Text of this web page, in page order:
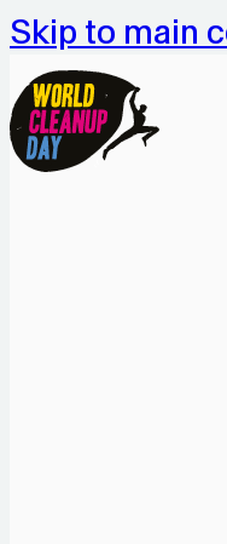
Skip to main